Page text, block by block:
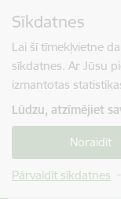
Sīkdatnes
Lai šī tīmekļvietne
sīkdatnes. Ar Jūsu
izmantotas
Lūdzu, atzīmējiet
Noraidīt
Pārvaldīt sīkdatnes